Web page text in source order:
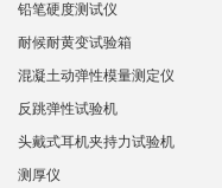
铅笔硬度测试仪
耐候耐黄变试验箱
混凝土动弹性模量测定仪
反跳弹性试验机
头戴式耳机夹持力试验机
测厚仪